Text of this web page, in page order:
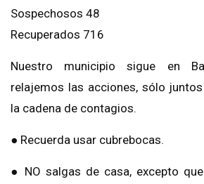
Sospechosos 48
Recuperados 716
Nuestro municipio sigue en
relajemos las acciones, sólo
la cadena de contagios.
● Recuerda usar cubrebocas.
● NO salgas de casa, excepto